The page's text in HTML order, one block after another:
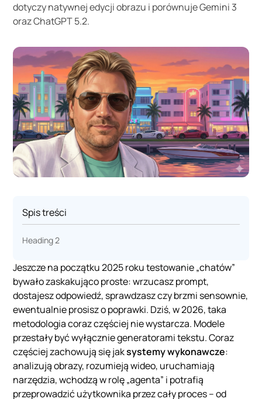
dotyczy natywnej edycji obrazu i porównuje Gemini 3
oraz ChatGPT 5.2.
Spis treści
Heading 2
Jeszcze na początku 2025 roku testowanie „chatów”
bywało zaskakująco proste: wrzucasz prompt,
dostajesz odpowiedź, sprawdzasz czy brzmi sensownie,
ewentualnie prosisz o poprawki. Dziś, w 2026, taka
metodologia coraz częściej nie wystarcza. Modele
przestały być wyłącznie generatorami tekstu. Coraz
częściej zachowują się jaksystemy wykonawcze:
analizują obrazy, rozumieją wideo, uruchamiają
narzędzia, wchodzą w rolę „agenta” i potrafią
przeprowadzić użytkownika przez cały proces – od